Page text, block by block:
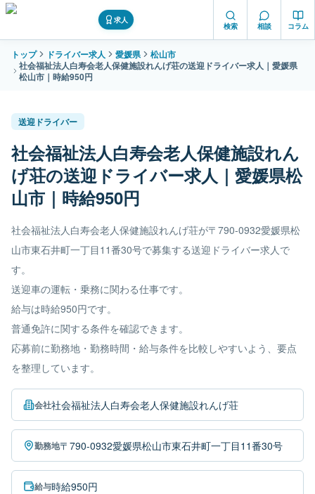
求人
検索 相談 コラム
トップ ドライバー求人 愛媛県
松山市
社会福祉法人白寿会老人保健施設れんげ荘の送迎ドライバー求人｜愛媛県
松山市｜時給950円
送迎ドライバー
社会福祉法人白寿会老人保健施設れん
げ荘の送迎ドライバー求人｜愛媛県松
山市｜時給950円
社会福祉法人白寿会老人保健施設れんげ荘が〒790-0932愛媛県松
山市東石井町一丁目11番30号で募集する送迎ドライバー求人で
す。
送迎車の運転・乗務に関わる仕事です。
給与は時給950円です。
普通免許に関する条件を確認できます。
応募前に勤務地・勤務時間・給与条件を比較しやすいよう、要点
を整理しています。
会社社会福祉法人白寿会老人保健施設れんげ荘
勤務地〒790-0932愛媛県松山市東石井町一丁目11番30号
給与時給950円